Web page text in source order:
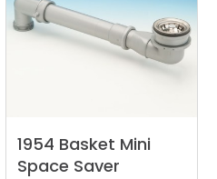
1954 Basket Mini
Space Saver